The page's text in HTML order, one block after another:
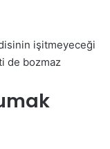
işitmeyeceği
de bozmaz